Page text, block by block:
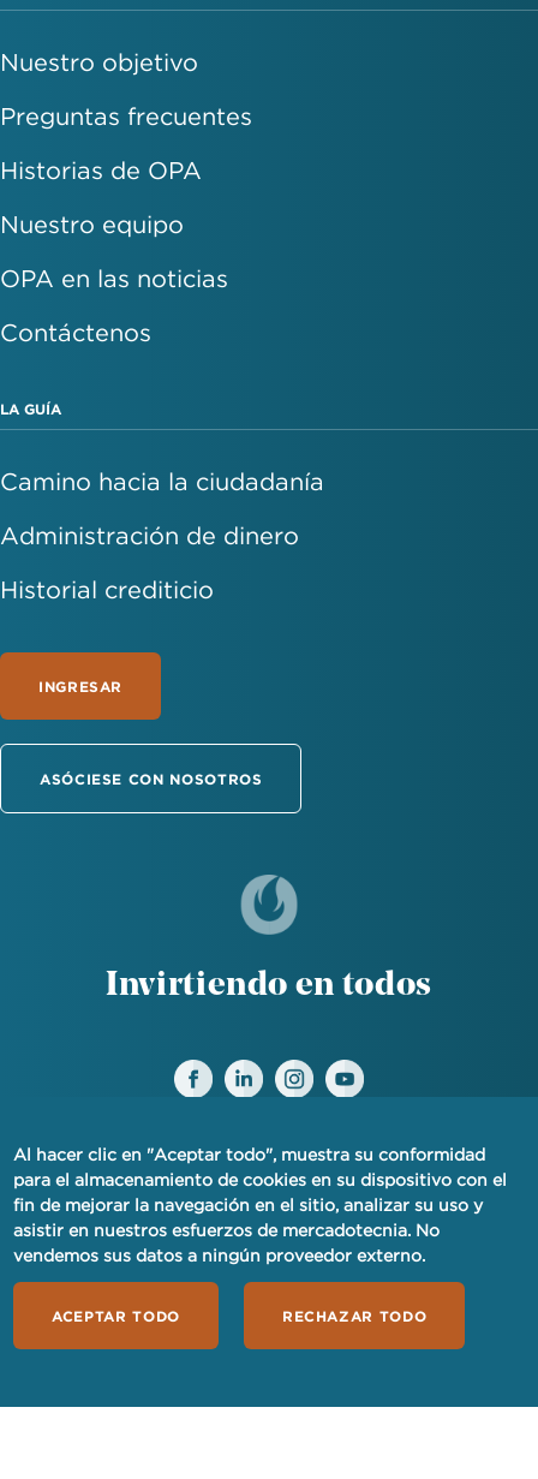
Nuestro objetivo
Preguntas frecuentes
Historias de OPA
Nuestro equipo
OPA en las noticias
Contáctenos
LA GUÍA
Camino hacia la ciudadanía
Administración de dinero
Historial crediticio
INGRESAR
ASÓCIESE CON NOSOTROS
Invirtiendo en todos
AVISO DE PRIVACIDAD FINANCIERA
PRIVACIDAD
TÉRMINOS DE USO
Al hacer clic en "Aceptar todo", muestra su conformidad
para el almacenamiento de cookies en su dispositivo con el
fin de mejorar la navegación en el sitio, analizar su uso y
asistir en nuestros esfuerzos de mercadotecnia. No
vendemos sus datos a ningún proveedor externo.
ACEPTAR TODO RECHAZAR TODO